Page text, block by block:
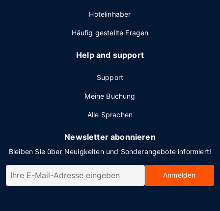
Hotelinhaber
Häufig gestellte Fragen
Help and support
Support
Meine Buchung
Alle Sprachen
Newsletter abonnieren
Bleiben Sie über Neuigkeiten und Sonderangebote informiert!
Anmelden